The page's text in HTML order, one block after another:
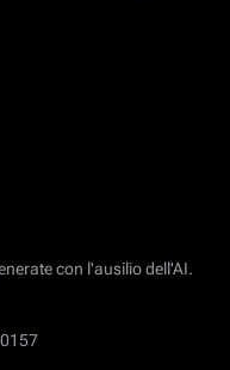
con l'ausilio dell'AI.